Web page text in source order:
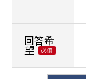
回答希
望